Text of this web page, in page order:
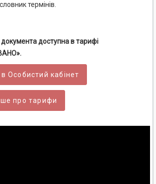
термінів.
документа доступна в тарифі
вОсобистий кабінет
про тарифи